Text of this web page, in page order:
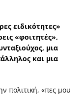
ειδικότητες»
«φοιτητές»,
μια
και μια
πολιτική, «πες μου